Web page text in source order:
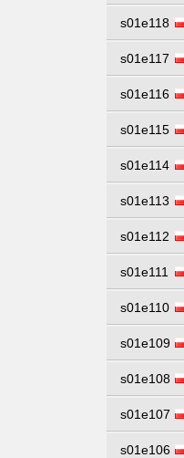
s01e118
s01e117
s01e116
s01e115
s01e114
s01e113
s01e112
s01e111
s01e110
s01e109
s01e108
s01e107
s01e106